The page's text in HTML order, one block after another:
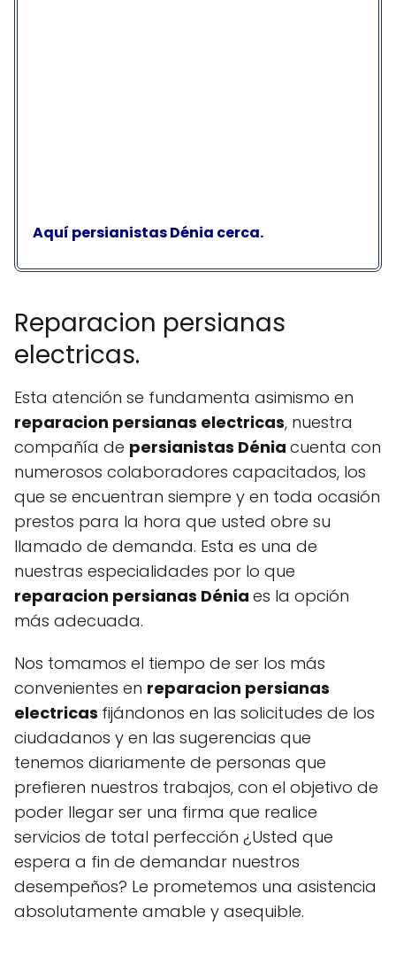
Aquí persianistas Dénia cerca.
Reparacion persianas
electricas.
Esta atención se fundamenta asimismo en
reparacion persianas electricas, nuestra
compañía de persianistas Dénia cuenta con
numerosos colaboradores capacitados, los
que se encuentran siempre y en toda ocasión
prestos para la hora que usted obre su
llamado de demanda. Esta es una de
nuestras especialidades por lo que
reparacion persianas Dénia es la opción
más adecuada.
Nos tomamos el tiempo de ser los más
convenientes en reparacion persianas
electricas fijándonos en las solicitudes de los
ciudadanos y en las sugerencias que
tenemos diariamente de personas que
prefieren nuestros trabajos, con el objetivo de
poder llegar ser una firma que realice
servicios de total perfección ¿Usted que
espera a fin de demandar nuestros
desempeños? Le prometemos una asistencia
absolutamente amable y asequible.